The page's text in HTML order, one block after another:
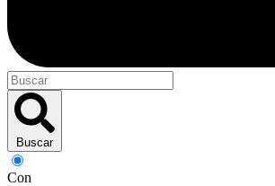
Buscar
Con